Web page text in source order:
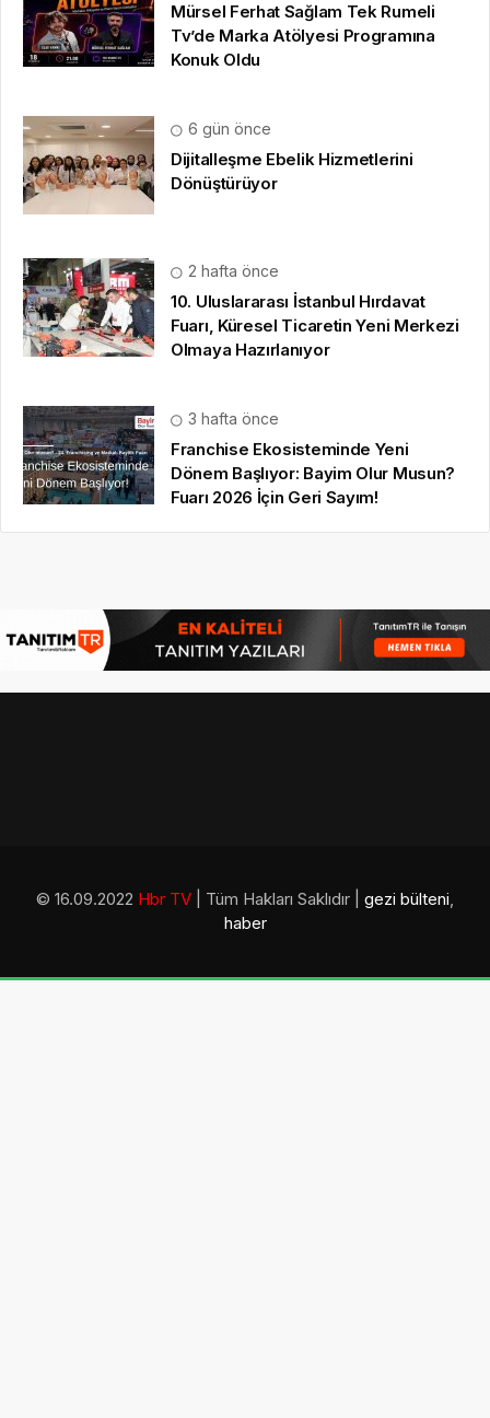
Mürsel Ferhat Sağlam Tek Rumeli
Tv’de Marka Atölyesi Programına
Konuk Oldu
6 gün önce
Dijitalleşme Ebelik Hizmetlerini
Dönüştürüyor
2 hafta önce
10. Uluslararası İstanbul Hırdavat
Fuarı, Küresel Ticaretin Yeni Merkezi
Olmaya Hazırlanıyor
3 hafta önce
Franchise Ekosisteminde Yeni
Dönem Başlıyor: Bayim Olur Musun?
Fuarı 2026 İçin Geri Sayım!
© 16.09.2022 Hbr TV | Tüm Hakları Saklıdır | gezi bülteni,
haber